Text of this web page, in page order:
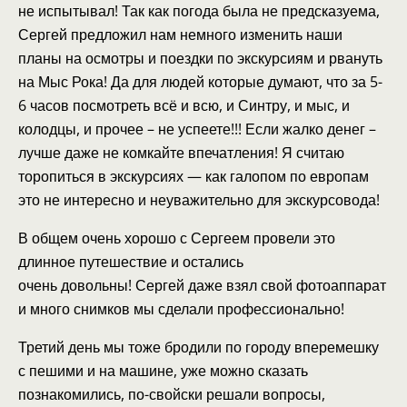
не испытывал! Так как погода была не предсказуема,
Сергей предложил нам немного изменить наши
планы на осмотры и поездки по экскурсиям и рвануть
на Мыс Рока! Да для людей которые думают, что за 5-
6 часов посмотреть всё и всю, и Синтру, и мыс, и
колодцы, и прочее – не успеете!!! Если жалко денег –
лучше даже не комкайте впечатления! Я считаю
торопиться в экскурсиях — как галопом по европам
это не интересно и неуважительно для экскурсовода!
В общем очень хорошо с Сергеем провели это
длинное путешествие и остались
очень довольны! Сергей даже взял свой фотоаппарат
и много снимков мы сделали профессионально!
Третий день мы тоже бродили по городу вперемешку
с пешими и на машине, уже можно сказать
познакомились, по-свойски решали вопросы,